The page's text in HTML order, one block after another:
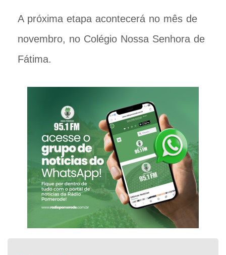
A próxima etapa acontecerá no mês de
novembro, no Colégio Nossa Senhora de
Fátima.